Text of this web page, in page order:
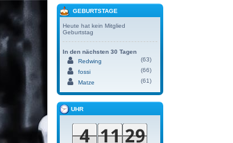
GEBURTSTAGE
Heute hat kein Mitglied
Geburtstag
In den nächsten 30 Tagen
Redwing
(63)
fossi
(66)
Matze
(61)
UHR